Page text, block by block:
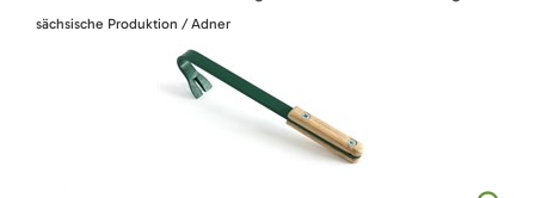
sächsische Produktion / Adner